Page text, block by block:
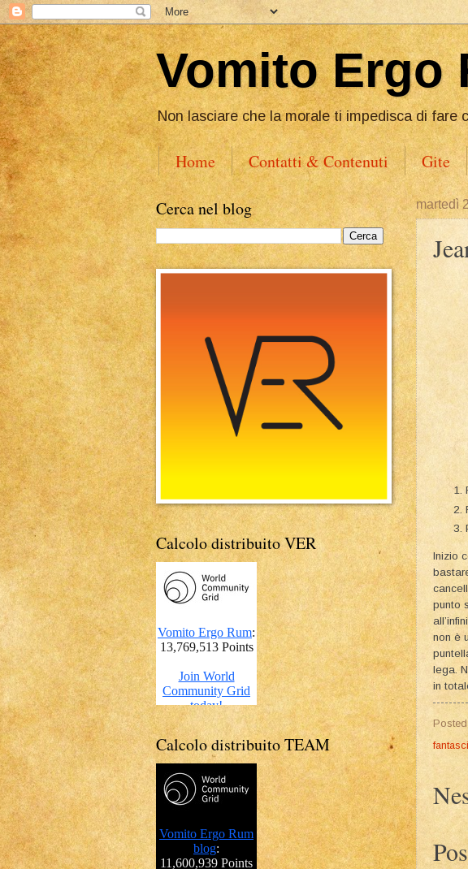
Vomito Ergo
Non lasciare che la morale ti impedisca di fare
Home Contatti & Contenuti Gite
martedì
Inizio
punto
non è
lega.
in
Cerca nel blog
Calcolo distribuito VER
Calcolo distribuito TEAM